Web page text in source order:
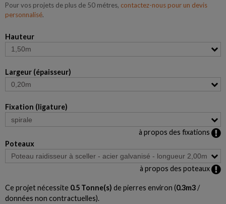
Pour vos projets de plus de 50 métres, contactez-nous pour un devis
personnalisé.
Hauteur
Largeur (épaisseur)
Fixation (ligature)
à propos des fixations
Poteaux
à propos des poteaux
Ce projet nécessite 0.5 Tonne(s) de pierres environ (0.3m3 /
données non contractuelles).